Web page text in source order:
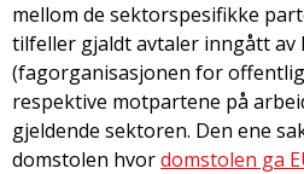
mellom de sektorspesifikke
tilfeller gjaldt avtaler inngått av
(fagorganisasjonen for
respektive motpartene på
gjeldende sektoren. Den ene
domstolen hvordomstolen ga